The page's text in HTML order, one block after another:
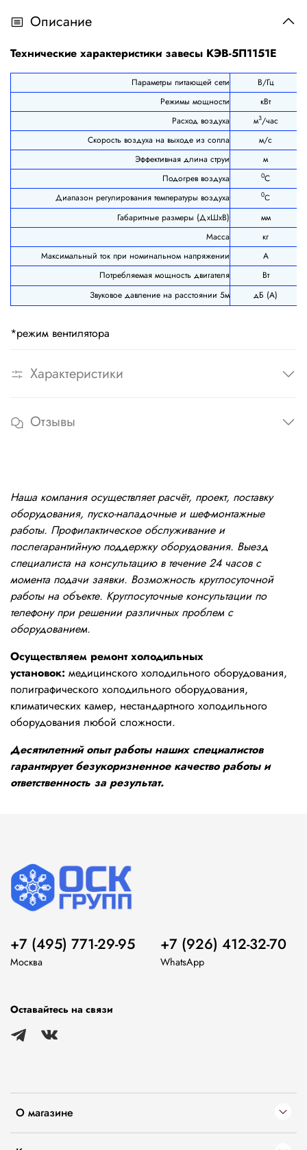
Описание
Технические характеристики завесы КЭВ-5П1151E
Параметры питающей сети
В/Гц
Режимы мощности
кВт
Расход воздуха
м3/час
Скорость воздуха на выходе из сопла
м/с
Эффективная длина струи
м
Подогрев воздуха
0С
Диапазон регулирования температуры воздуха
0С
Габаритные размеры (ДхШхВ)
мм
Масса
кг
Максимальный ток при номинальном напряжении
А
Потребляемая мощность двигателя
Вт
Звуковое давление на расстоянии 5м
дБ (А)
*режим вентилятора
Характеристики
Отзывы
Наша компания осуществляет расчёт, проект, поставку
оборудования, пуско-наладочные и шеф-монтажные
работы. Профилактическое обслуживание и
послегарантийную поддержку оборудования. Выезд
специалиста на консультацию в течение 24 часов с
момента подачи заявки. Возможность круглосуточной
работы на объекте. Круглосуточные консультации по
телефону при решении различных проблем с
оборудованием.
Осуществляем ремонт холодильных
установок: медицинского холодильного оборудования,
полиграфического холодильного оборудования,
климатических камер, нестандартного холодильного
оборудования любой сложности.
Десятилетний опыт работы наших специалистов
гарантирует безукоризненное качество работы и
ответственность за результат.
О магазине
+7 (495) 771-29-95
Москва
+7 (926) 412-32-70
WhatsApp
Оставайтесь на связи